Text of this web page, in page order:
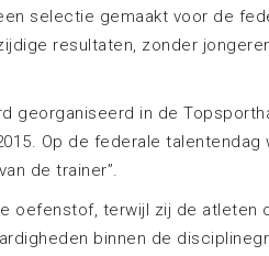
selectie gemaakt voor de
resultaten, zonder
georganiseerd in de
Op de federale
de trainer”.
oefenstof, terwijl zij de atleten
binnen de